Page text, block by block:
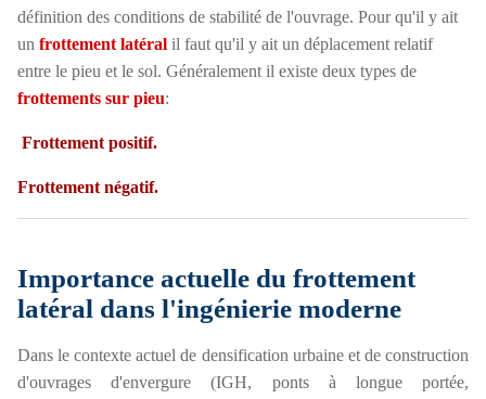
définition des conditions de stabilité de l'ouvrage. Pour qu'il y ait
un frottement latéral il faut qu'il y ait un déplacement relatif
entre le pieu et le sol. Généralement il existe deux types de
frottements sur pieu:
Frottement positif.
Frottement négatif.
Importance actuelle du frottement
latéral dans l'ingénierie moderne
Dans le contexte actuel de densification urbaine et de construction
d'ouvrages d'envergure (IGH, ponts à longue portée,